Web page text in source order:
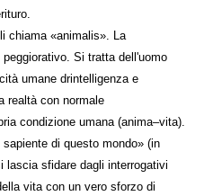
chiama «animalis». La
Si tratta dell'uomo
umane drintelligenza e
realtà con normale
condizione umana (anima–vita).
di questo mondo» (in
lascia sfidare dagli interrogativi
vita con un vero sforzo di